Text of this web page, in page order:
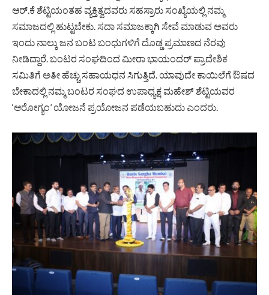
ಆರ್.ಕೆ ಶೆಟ್ಟಿಯಂತಹ ವ್ಯಕ್ತಿತ್ವದವರು ಸಹಸ್ರಾರು ಸಂಖ್ಯೆಯಲ್ಲಿ ನಮ್ಮ
ಸಮಾಜದಲ್ಲಿ ಹುಟ್ಟಬೇಕು. ಸದಾ ಸಮಾಜಕ್ಕಾಗಿ ಸೇವೆ ಮಾಡುವ ಅವರು
ಇಂದು ನಾಲ್ಕು ಜನ ಬಂಟ ಬಂಧುಗಳಿಗೆ ದೊಡ್ಡ ಪ್ರಮಾಣದ ನೆರವು
ನೀಡಿದ್ದಾರೆ. ಬಂಟರ ಸಂಘದಿಂದ ಮೀರಾ ಭಾಯಂದರ್ ಪ್ರಾದೇಶಿಕ
ಸಮಿತಿಗೆ ಅತೀ ಹೆಚ್ಚು ಸಹಾಯಧನ ಸಿಗುತ್ತಿದೆ. ಯಾವುದೇ ಕಾಯಿಲೆಗೆ ಔಷದ
ಬೇಕಾದಲ್ಲಿ ನಮ್ಮ ಬಂಟರ ಸಂಘದ ಉಪಾಧ್ಯಕ್ಷ ಮಹೇಶ್ ಶೆಟ್ಟಿಯವರ
‘ಆರೋಗ್ಯಂ’ ಯೋಜನೆ ಪ್ರಯೋಜನ ಪಡೆಯಬಹುದು ಎಂದರು.